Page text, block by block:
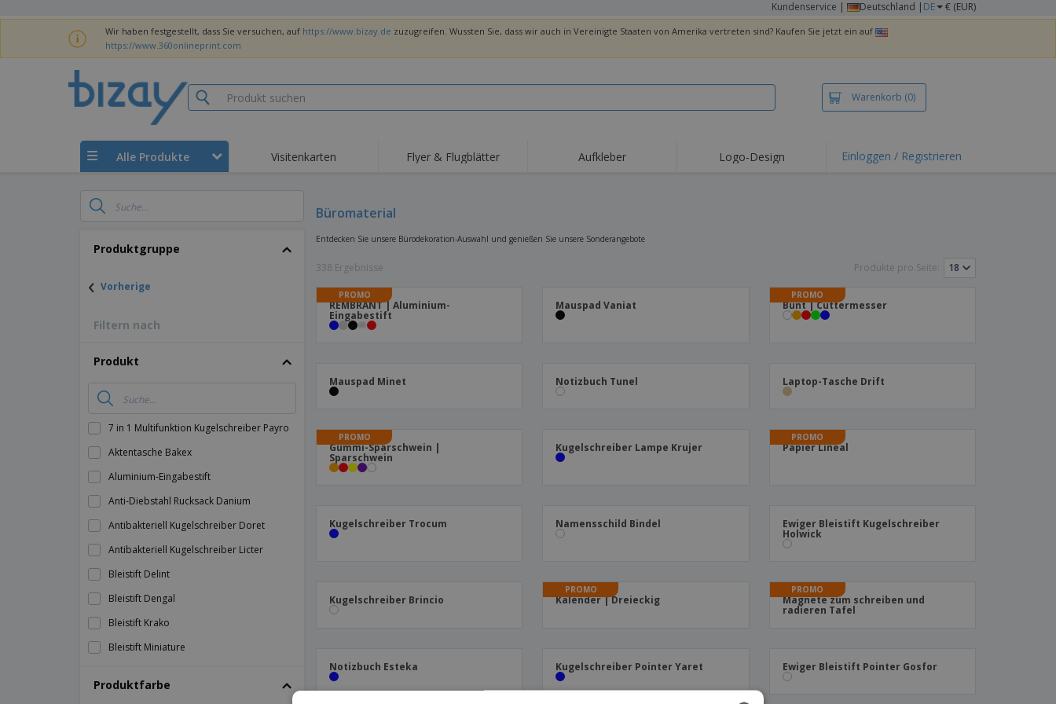
Kundenservice | Deutschland | DE € (EUR)
Wir haben festgestellt, dass Sie versuchen, auf https://www.bizay.de zuzugreifen. Wussten Sie, dass wir auch in Vereinigte Staaten von Amerika vertreten sind? Kaufen Sie jetzt ein auf
https://www.360onlineprint.com
Warenkorb (0)
Alle Produkte Visitenkarten Flyer & Flugblätter Aufkleber Logo-Design Einloggen / Registrieren
Produktgruppe
‹ Vorherige
Filtern nach
Produkt
7 in 1 Multifunktion Kugelschreiber Payro
Aktentasche Bakex
Aluminium-Eingabestift
Anti-Diebstahl Rucksack Danium
Antibakteriell Kugelschreiber Doret
Antibakteriell Kugelschreiber Licter
Bleistift Delint
Bleistift Dengal
Bleistift Krako
Bleistift Miniature
Produktfarbe
Büromaterial
Entdecken Sie unsere Bürodekoration-Auswahl und genießen Sie unsere Sonderangebote
338 Ergebnisse Produkte pro Seite:
PROMO
REMBRANT | Aluminium-
Eingabestift
Mauspad Vaniat
PROMO
Bunt | Cuttermesser
Mauspad Minet Notizbuch Tunel Laptop-Tasche Drift
PROMO
Gummi-Sparschwein |
Sparschwein
Kugelschreiber Lampe Krujer
PROMO
Papier Lineal
Kugelschreiber Trocum Namensschild Bindel Ewiger Bleistift Kugelschreiber
Holwick
Kugelschreiber Brincio
PROMO
Kalender | Dreieckig
PROMO
Magnete zum schreiben und
radieren Tafel
Notizbuch Esteka Kugelschreiber Pointer Yaret Ewiger Bleistift Pointer Gosfor